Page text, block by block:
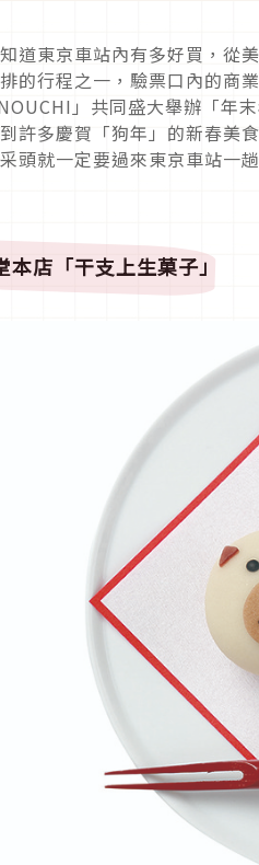
道東京車站內有多好買，從
的行程之一，驗票口內的商
」共同盛大舉辦「年
許多慶賀「狗年」的新春美
頭就一定要過來東京車站一趟
本店「干支上生菓子」